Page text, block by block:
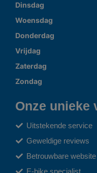
Dinsdag
Woensdag
Donderdag
Vrijdag
Zaterdag
Zondag
Onze unieke
Uitstekende service
Geweldige reviews
Betrouwbare website
E-bike specialist